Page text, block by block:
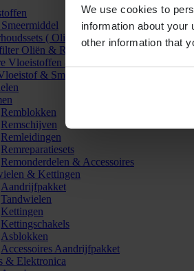
We use cookies to
information about
other information that
( Olie & Filter)
Oliën & Reinigers
Vloeistoffen & Smeermiddelen
& Smeermiddel Accessoires
Remblokken
Remschijven
Remleidingen
Remreparatiesets
Remonderdelen & Accessoires
& Kettingen
Aandrijfpakket
Tandwielen
Kettingen
Kettingschakels
Asblokken
Accessoires Aandrijfpakket
& Elektronica